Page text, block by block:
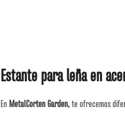
Estante para leña en
En MetalCorten Garden,te ofrecemos